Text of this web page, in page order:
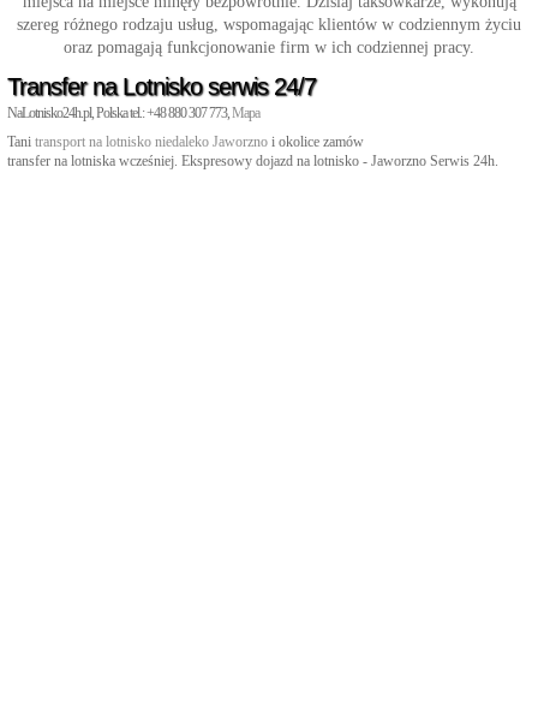
szereg różnego rodzaju usług, wspomagając klientów w codziennym życiu
oraz pomagają funkcjonowanie firm w ich codziennej pracy.
Transfer na Lotnisko serwis 24/7
NaLotnisko24h.pl, Polska tel.: +48 880 307 773,Mapa
Tani transport na lotnisko niedaleko Jaworzno i okolice zamów
transfer na lotniska wcześniej. Ekspresowy dojazd na lotnisko - Jaworzno Serwis 24h.